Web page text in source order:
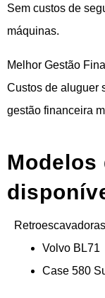
Sem custos de
máquinas.
Melhor Gestão
Custos de aluguer
gestão financeira
Modelos
Retroescavadoras
Volvo BL71
Case 580